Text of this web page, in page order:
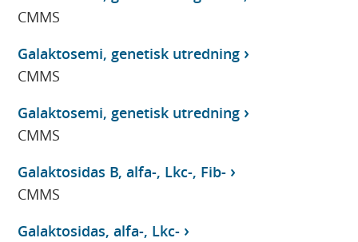
CMMS
Galaktosemi, genetisk utredning
CMMS
Galaktosemi, genetisk utredning
CMMS
Galaktosidas B, alfa-, Lkc-, Fib-
CMMS
Galaktosidas, alfa-, Lkc-